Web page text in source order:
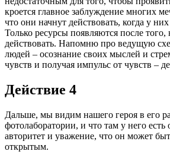
кроется главное заблуждение многих
что они начнут действовать, когда у
Только ресурсы появляются после того,
действовать. Напомню про ведущую
людей – осознание своих мыслей и
чувств и получая импульс от чувств –
Действие 4
Дальше, мы видим нашего героя в его
фотолаборатории, и что там у него
авторитет и уважение, что он может
открытым.